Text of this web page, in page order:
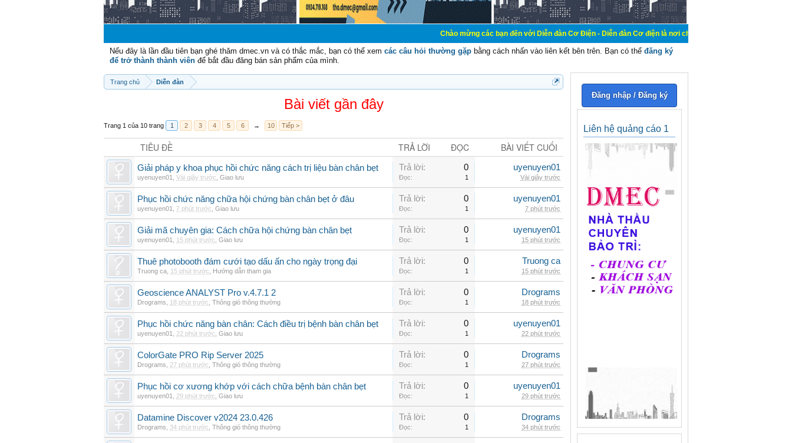
Chào mừng các bạn đến với Diễn đàn Cơ Điện - Diễn đàn Cơ điện là nơi chia sẽ kiến thức kinh nghiệm trong lãnh
Nếu đây là lần đầu tiên bạn ghé thăm dmec.vn và có thắc mắc, bạn có thể xem các câu hỏi thường gặp bằng cách nhấn vào liên kết bên trên. Bạn có thể đăng ký
để trở thành thành viên để bắt đầu đăng bán sản phẩm của mình.
Trang chủ Diễn đàn
Bài viết gần đây
Trang 1 của 10 trang 1 2 3 4 5 6 → 10 Tiếp >
TIÊU ĐỀ TRẢ LỜI ĐỌC BÀI VIẾT CUỐI
Giải pháp y khoa phục hồi chức năng cách trị liệu bàn chân bẹt
uyenuyen01 Vài giây trước Giao lưu
Trả lời: 0
Đọc: 1
uyenuyen01
Vài giây trước
Phục hồi chức năng chữa hội chứng bàn chân bẹt ở đâu
uyenuyen01 7 phút trước Giao lưu
Trả lời: 0
Đọc: 1
uyenuyen01
7 phút trước
Giải mã chuyên gia: Cách chữa hội chứng bàn chân bẹt
uyenuyen01 15 phút trước Giao lưu
Trả lời: 0
Đọc: 1
uyenuyen01
15 phút trước
Thuê photobooth đám cưới tạo dấu ấn cho ngày trọng đại
Truong ca 15 phút trước Hướng dẫn tham gia
Trả lời: 0
Đọc: 1
Truong ca
15 phút trước
Geoscience ANALYST Pro v.4.7.1 2
Drograms 18 phút trước Thông gió thông thường
Trả lời: 0
Đọc: 1
Drograms
18 phút trước
Phục hồi chức năng bàn chân: Cách điều trị bệnh bàn chân bẹt
uyenuyen01 22 phút trước Giao lưu
Trả lời: 0
Đọc: 1
uyenuyen01
22 phút trước
ColorGate PRO Rip Server 2025
Drograms 27 phút trước Thông gió thông thường
Trả lời: 0
Đọc: 1
Drograms
27 phút trước
Phục hồi cơ xương khớp với cách chữa bệnh bàn chân bẹt
uyenuyen01 29 phút trước Giao lưu
Trả lời: 0
Đọc: 1
uyenuyen01
29 phút trước
Datamine Discover v2024 23.0.426
Drograms 34 phút trước Thông gió thông thường
Trả lời: 0
Đọc: 1
Drograms
34 phút trước
Đăng nhập / Đăng ký
Liên hệ quảng cáo 1